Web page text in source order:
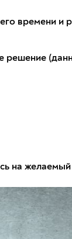
времени и
решение
на